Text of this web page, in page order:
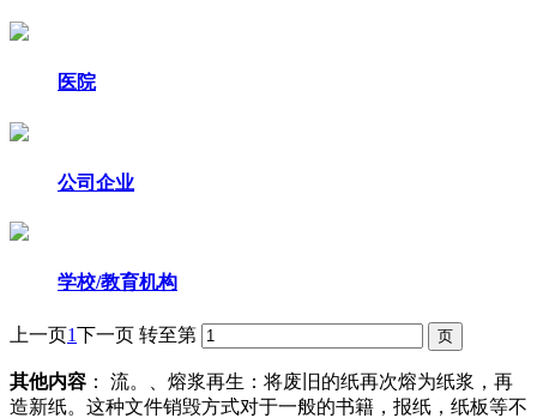
医院
公司企业
学校/教育机构
上一页1下一页 转至第
其他内容 ： 流。、熔浆再生：将废旧的纸再次熔为纸浆，再
造新纸。这种文件销毁方式对于一般的书籍，报纸，纸板等不